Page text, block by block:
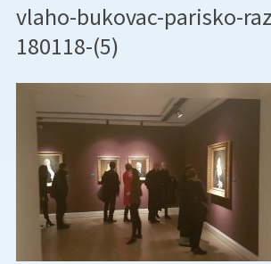
vlaho-bukovac-parisko-
180118-(5)